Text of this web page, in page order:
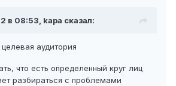
в 08:53, kapa сказал:
аудитория
что есть определенный круг лиц
разбираться с проблемами